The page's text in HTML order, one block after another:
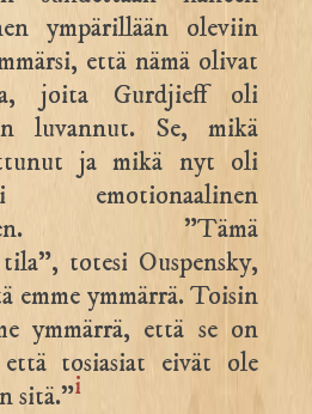
ympärillään oleviin
että nämä olivat
joita Gurdjieff oli
luvannut. Se, mikä
ja mikä nyt oli
”Tämä
totesi Ouspensky,
emme ymmärrä. Toisin
ymmärrä, että se on
tosiasiat eivät ole
sitä.”i